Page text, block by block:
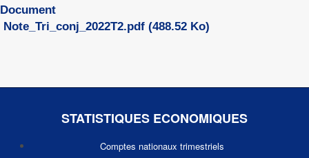
Document
Note_Tri_conj_2022T2.pdf (488.52 Ko)
STATISTIQUES ECONOMIQUES
Comptes nationaux trimestriels